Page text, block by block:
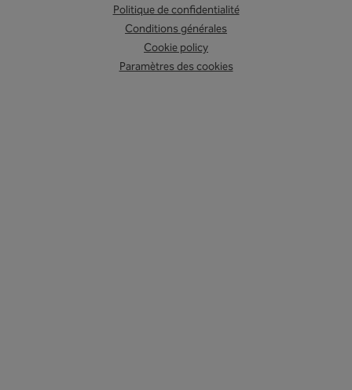
Politique de confidentialité
Conditions générales
Cookie policy
Paramètres des cookies